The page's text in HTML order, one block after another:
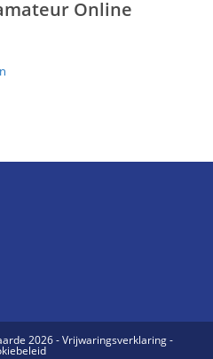
Online
2026 - Vrijwaringsverklaring -